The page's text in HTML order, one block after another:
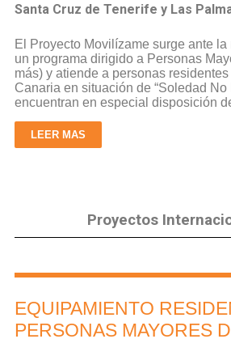
Santa Cruz de Tenerife y Las
El Proyecto Movilízame surge ante la
un programa dirigido a Personas
más) y atiende a personas
Canaria en situación de “Soledad No
encuentran en especial disposición
LEER MAS
Proyectos
EQUIPAMIENTO
PERSONAS MAYORES